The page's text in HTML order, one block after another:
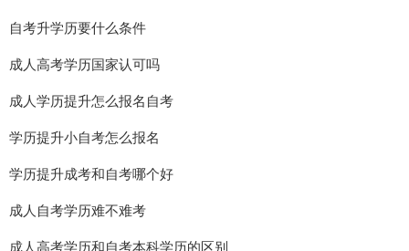
自考升学历要什么条件
成人高考学历国家认可吗
成人学历提升怎么报名自考
学历提升小自考怎么报名
学历提升成考和自考哪个好
成人自考学历难不难考
成人高考学历和自考本科学历的区别